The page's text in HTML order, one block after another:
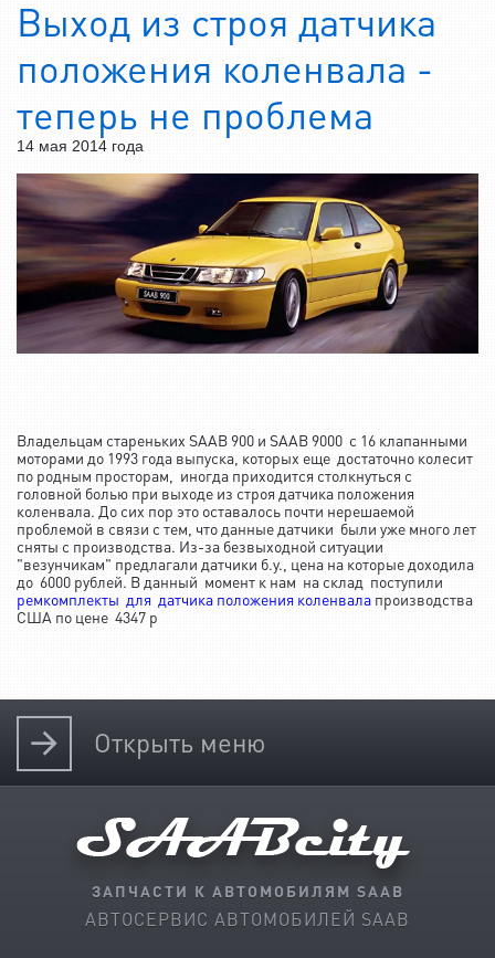
Выход из строя датчика
положения коленвала -
теперь не проблема
14 мая 2014 года
Владельцам стареньких SAAB 900 и SAAB 9000 с 16 клапанными
моторами до 1993 года выпуска, которых еще достаточно колесит
по родным просторам, иногда приходится столкнуться с
головной болью при выходе из строя датчика положения
коленвала. До сих пор это оставалось почти нерешаемой
проблемой в связи с тем, что данные датчики были уже много лет
сняты с производства. Из-за безвыходной ситуации
"везунчикам" предлагали датчики б.у., цена на которые доходила
до 6000 рублей. В данный момент к нам на склад поступили
ремкомплекты для датчика положения коленвала производства
США по цене 4347 р
Открыть меню
ЗАПЧАСТИ К АВТОМОБИЛЯМ SAAB
АВТОСЕРВИС АВТОМОБИЛЕЙ SAAB